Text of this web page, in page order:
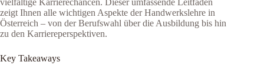
vielfältige Karrierechancen. Dieser umfassende Leitfaden
zeigt Ihnen alle wichtigen Aspekte der Handwerkslehre in
Österreich – von der Berufswahl über die Ausbildung bis hin
zu den Karriereperspektiven.
Key Takeaways